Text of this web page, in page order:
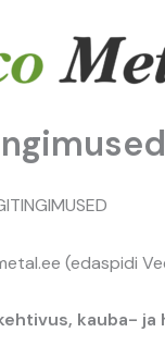
(edaspidi
kauba- ja